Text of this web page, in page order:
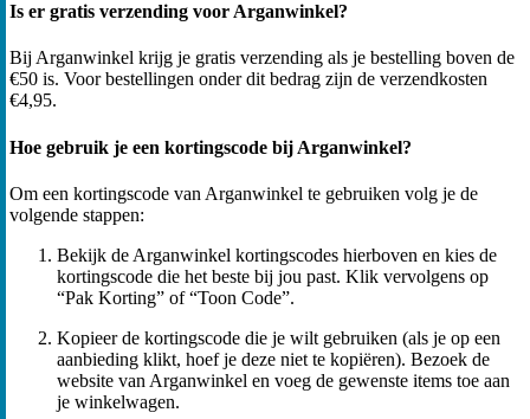
Is er gratis verzending voor Arganwinkel?
Bij Arganwinkel krijg je gratis verzending als je bestelling boven de
€50 is. Voor bestellingen onder dit bedrag zijn de verzendkosten
€4,95.
Hoe gebruik je een kortingscode bij Arganwinkel?
Om een kortingscode van Arganwinkel te gebruiken volg je de
volgende stappen:
Bekijk de Arganwinkel kortingscodes hierboven en kies de
kortingscode die het beste bij jou past. Klik vervolgens op
“Pak Korting” of “Toon Code”.
Kopieer de kortingscode die je wilt gebruiken (als je op een
aanbieding klikt, hoef je deze niet te kopiëren). Bezoek de
website van Arganwinkel en voeg de gewenste items toe aan
je winkelwagen.